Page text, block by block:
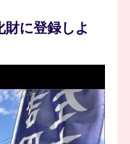
に登録しよ